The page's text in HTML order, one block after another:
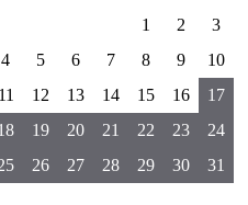
1
2
3
4
5 6 7 8 9
10
12 13 14 15 16
17
19 20 21 22 23
24
26 27 28 29 30 31